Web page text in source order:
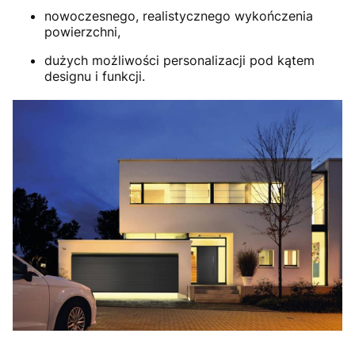
nowoczesnego, realistycznego wykończenia
powierzchni,
dużych możliwości personalizacji pod kątem
designu i funkcji.